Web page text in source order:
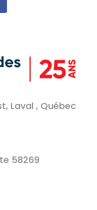
Laval , Québec
58269